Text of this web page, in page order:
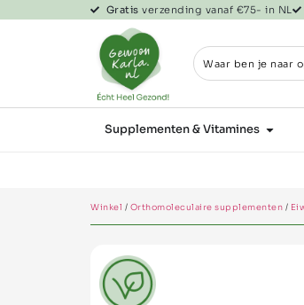
Gratis verzending vanaf €75- in NL
Supplementen & Vitamines
Winkel / Orthomoleculaire supplementen /